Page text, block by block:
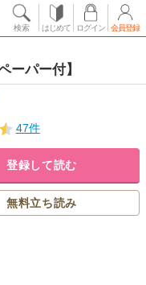
検索 はじめて ログイン 会員登録
ーパー付】
47件
登録して読む
無料立ち読み